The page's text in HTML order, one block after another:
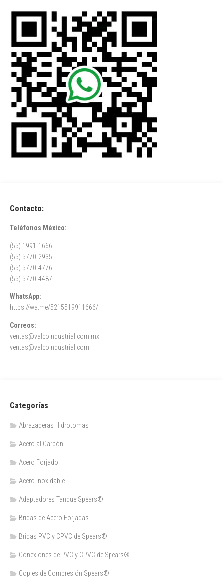
Contacto:
Teléfonos México:
(55) 1991-1666
(55) 5770-2935
(55) 5770-4776
(55) 5770-4487
WhatsApp:
https://wa.me/5215519911666/
Correos:
ventas@valcoindustrial.com.mx
ventas@valcoindustrial.com
Categorías
Abrazaderas Hidrotomas
Acero al Carbón
Acero Forjado
Acero Inoxidable
Adaptadores Tanque Spears®
Bridas de Acero Forjadas
Bridas PVC y CPVC de Spears®
Conexiones de PVC y CPVC de Spears®
Coples de Compresión Spears®